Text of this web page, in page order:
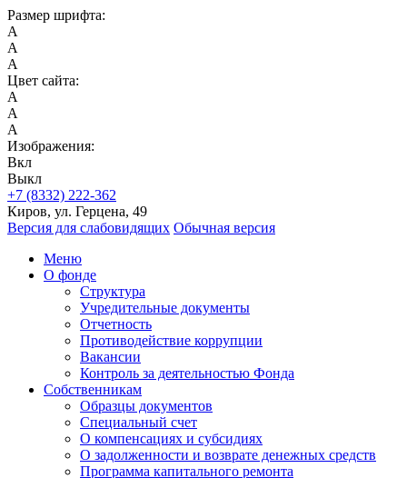
Размер шрифта:
A
A
A
Цвет сайта:
A
A
A
Изображения:
Вкл
Выкл
+7 (8332) 222-362
Киров, ул. Герцена, 49
Версия для слабовидящих Обычная версия
Меню
О фонде
Структура
Учредительные документы
Отчетность
Противодействие коррупции
Вакансии
Контроль за деятельностью Фонда
Собственникам
Образцы документов
Специальный счет
О компенсациях и субсидиях
О задолженности и возврате денежных средств
Программа капитального ремонта